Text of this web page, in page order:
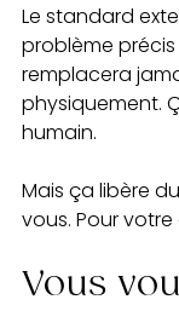
Le standard
problème
remplacera
physiquement.
humain.
Mais ça libère
vous. Pour
Vous